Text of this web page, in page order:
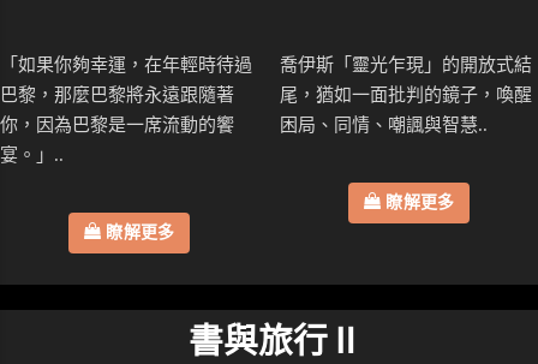
「如果你夠幸運，在年輕時待過
巴黎，那麼巴黎將永遠跟隨著
你，因為巴黎是一席流動的饗
宴。」..
瞭解更多
喬伊斯「靈光乍現」的開放式結
尾，猶如一面批判的鏡子，喚醒
困局、同情、嘲諷與智慧..
瞭解更多
書與旅行Ⅱ